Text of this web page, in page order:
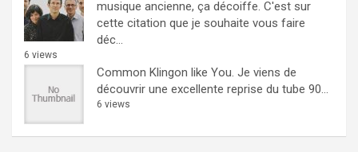
musique ancienne, ça décoiffe. C'est sur
cette citation que je souhaite vous faire
déc...
6 views
Common Klingon like You. Je viens de
découvrir une excellente reprise du tube 90...
6 views